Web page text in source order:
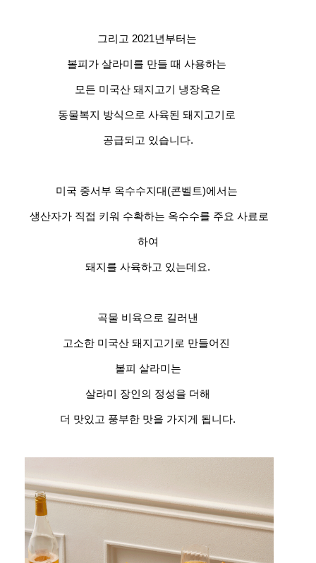
그리고 2021년부터는
볼피가 살라미를 만들 때 사용하는
모든 미국산 돼지고기 냉장육은
동물복지 방식으로 사육된 돼지고기로
공급되고 있습니다.
미국 중서부 옥수수지대(콘벨트)에서는
생산자가 직접 키워 수확하는 옥수수를 주요 사료로
하여
돼지를 사육하고 있는데요.
곡물 비육으로 길러낸
고소한 미국산 돼지고기로 만들어진
볼피 살라미는
살라미 장인의 정성을 더해
더 맛있고 풍부한 맛을 가지게 됩니다.